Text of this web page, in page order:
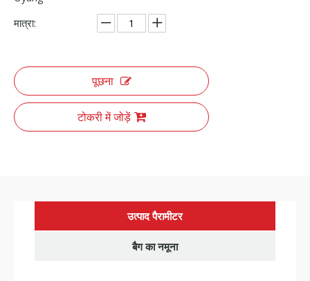
मात्रा:
पूछना
टोकरी में जोड़ें
उत्पाद पैरामीटर
बैग का नमूना